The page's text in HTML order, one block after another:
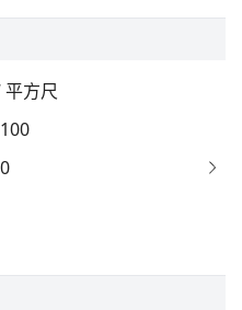
平方尺